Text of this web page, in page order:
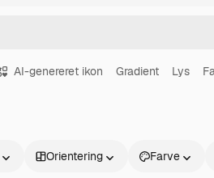
AI-genereret ikon Gradient Lys
Orientering Farve